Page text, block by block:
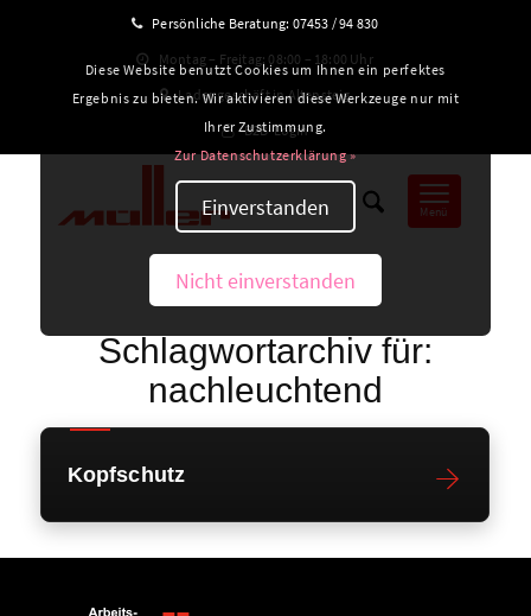
Persönliche Beratung: 07453 / 94 830
Montag – Freitag: 08:00 – 18:00 Uhr
Ladengeschäft in Altensteig
B2B-Login
Menü
Schlagwortarchiv für:
nachleuchtend
Kopfschutz
Diese Website benutzt Cookies um Ihnen ein perfektes
Ergebnis zu bieten. Wir aktivieren diese Werkzeuge nur mit
Ihrer Zustimmung.
Zur Datenschutzerklärung »
Einverstanden
Nicht einverstanden